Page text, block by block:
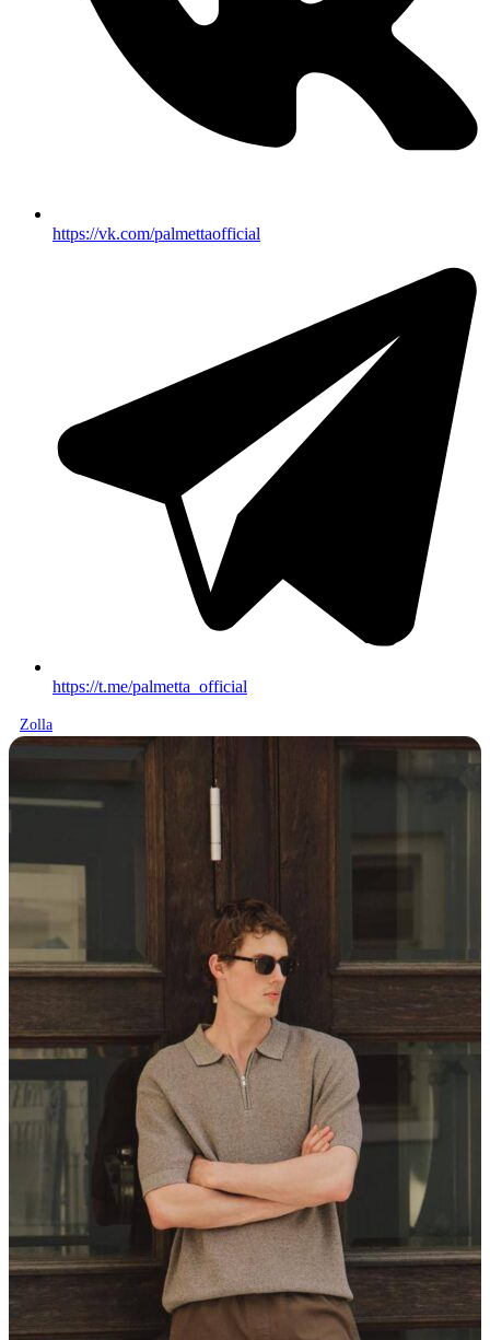
https://vk.com/palmettaofficial
https://t.me/palmetta_official
Zolla